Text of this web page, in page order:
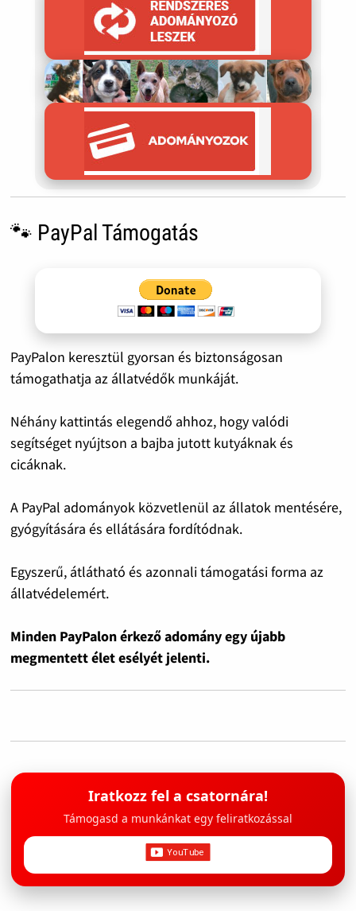
🐾 PayPal Támogatás
PayPalon keresztül gyorsan és biztonságosan
támogathatja az állatvédők munkáját.
Néhány kattintás elegendő ahhoz, hogy valódi
segítséget nyújtson a bajba jutott kutyáknak és
cicáknak.
A PayPal adományok közvetlenül az állatok mentésére,
gyógyítására és ellátására fordítódnak.
Egyszerű, átlátható és azonnali támogatási forma az
állatvédelemért.
Minden PayPalon érkező adomány egy újabb
megmentett élet esélyét jelenti.
Iratkozz fel a csatornára!
Támogasd a munkánkat egy feliratkozással